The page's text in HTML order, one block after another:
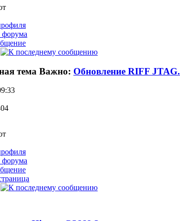
Важно: Обновление RIFF JTAG.